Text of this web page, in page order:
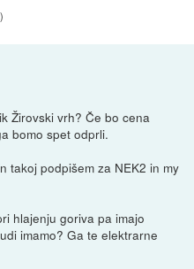
)
Žirovski vrh? Če bo cena
bomo spet odprli.
takoj podpišem za NEK2 in my
hlajenju goriva pa imajo
imamo? Ga te elektrarne